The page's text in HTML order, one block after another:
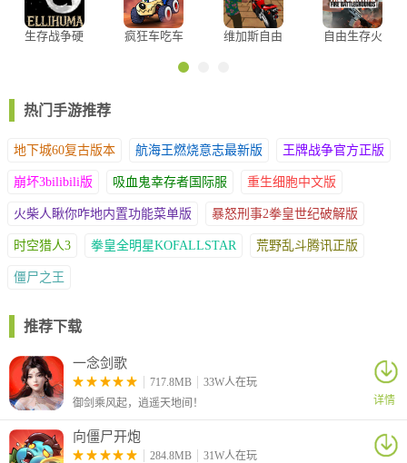
生存战争硬
疯狂车吃车
维加斯自由
自由生存火
热门手游推荐
地下城60复古版本 航海王燃烧意志最新版 王牌战争官方正版
崩坏3bilibili版 吸血鬼幸存者国际服 重生细胞中文版
火柴人瞅你咋地内置功能菜单版 暴怒刑事2拳皇世纪破解版
时空猎人3 拳皇全明星KOFALLSTAR 荒野乱斗腾讯正版
僵尸之王
推荐下载
一念剑歌
717.8MB
33W人在玩
御剑乘风起，逍遥天地间！
详情
向僵尸开炮
284.8MB
31W人在玩